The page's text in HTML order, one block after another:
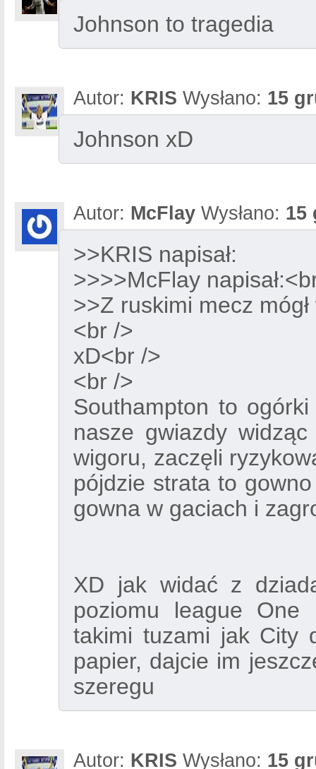
Johnson to tragedia
Autor: KRIS Wysłano: 15
Johnson xD
Autor: McFlay Wysłano: 15
>>KRIS napisał:
>>>>McFlay
>>Z ruskimi mecz
<br />
xD<br />
<br />
Southampton to
nasze gwiazdy
wigoru, zaczęli
pójdzie strata to
gowna w gaciach i
XD jak widać z
poziomu league One
takimi tuzami jak City
papier, dajcie im
szeregu
Autor: KRIS Wysłano: 15